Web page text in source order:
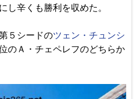
し辛くも勝利を収めた。
５シードのツェン・チュンシ
のＡ・チェペレフのどちらか